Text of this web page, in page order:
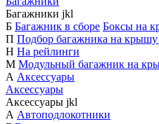
Багажники jkl
Б Багажник в сборе Боксы на
П Подбор багажника на крышу
Н На рейлинги
М Модульный багажник на
А Аксессуары
Аксессуары
Аксессуары jkl
А Автоподлокотники